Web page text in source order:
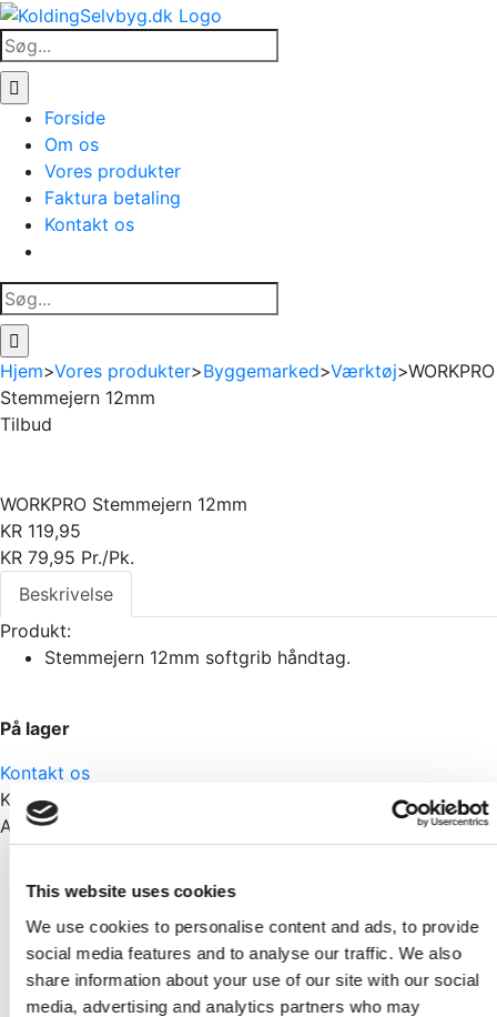
This website uses cookies
We use cookies to personalise content and ads, to provide
social media features and to analyse our traffic. We also
share information about your use of our site with our social
media, advertising and analytics partners who may
Skip
to
content
Søg
efter:
Forside
Om os
Vores produkter
Faktura betaling
Kontakt os
Søg
efter:
Hjem>Vores produkter>Byggemarked>Værktøj>WORKPRO
Stemmejern 12mm
Tilbud
WORKPRO Stemmejern 12mm
KR 119,95
KR 79,95 Pr./Pk.
Beskrivelse
Produkt:
Stemmejern 12mm softgrib håndtag.
På lager
Kontakt os
Kategorier:
Andre har også set
Skarp pris
Pr./Stk.
KR45,00
Skarp pris